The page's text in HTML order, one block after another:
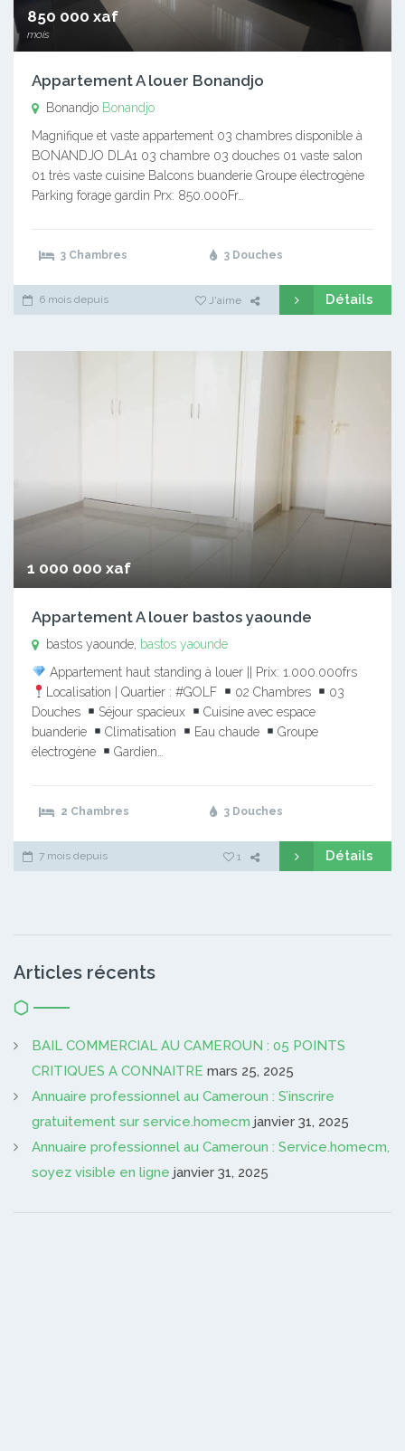
850 000 xaf
mois
Appartement A louer Bonandjo
Bonandjo Bonandjo
Magnifique et vaste appartement 03 chambres disponible à
BONANDJO DLA1 03 chambre 03 douches 01 vaste salon
01 très vaste cuisine Balcons buanderie Groupe électrogène
Parking forage gardin Prx: 850.000Fr…
3 Chambres 3 Douches
6 mois depuis J'aime Détails
1 000 000 xaf
Appartement A louer bastos yaounde
bastos yaounde, bastos yaounde
Appartement haut standing à louer || Prix: 1.000.000frs
Localisation | Quartier : #GOLF
02 Chambres
03
Douches
Séjour spacieux
Cuisine avec espace
buanderie
Climatisation Eau chaude
Groupe
électrogène
Gardien…
2 Chambres 3 Douches
7 mois depuis 1 Détails
Articles récents
BAIL COMMERCIAL AU CAMEROUN : 05 POINTS
CRITIQUES A CONNAITRE mars 25, 2025
Annuaire professionnel au Cameroun : S’inscrire
gratuitement sur service.homecm janvier 31, 2025
Annuaire professionnel au Cameroun : Service.homecm,
soyez visible en ligne janvier 31, 2025